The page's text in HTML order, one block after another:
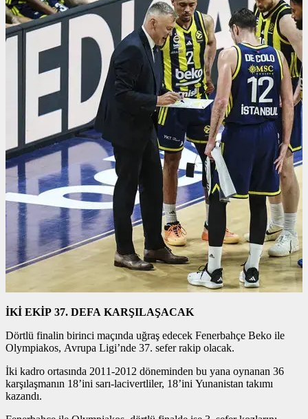
İKİ EKİP 37. DEFA KARŞILAŞACAK
Dörtlü finalin birinci maçında uğraş edecek Fenerbahçe Beko ile
Olympiakos, Avrupa Ligi’nde 37. sefer rakip olacak.
İki kadro ortasında 2011-2012 döneminden bu yana oynanan 36
karşılaşmanın 18’ini sarı-lacivertliler, 18’ini Yunanistan takımı
kazandı.